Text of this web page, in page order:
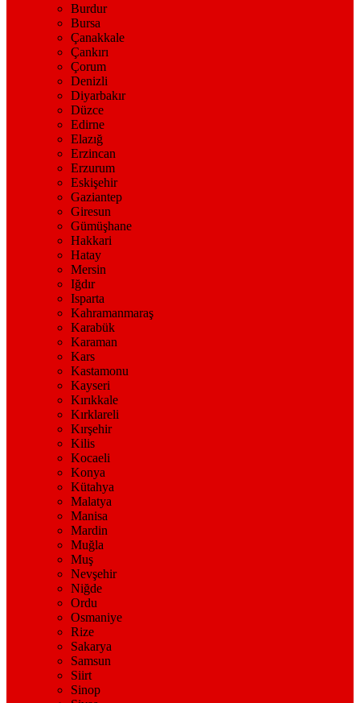
Burdur
Bursa
Çanakkale
Çankırı
Çorum
Denizli
Diyarbakır
Düzce
Edirne
Elazığ
Erzincan
Erzurum
Eskişehir
Gaziantep
Giresun
Gümüşhane
Hakkari
Hatay
Mersin
Iğdır
Isparta
Kahramanmaraş
Karabük
Karaman
Kars
Kastamonu
Kayseri
Kırıkkale
Kırklareli
Kırşehir
Kilis
Kocaeli
Konya
Kütahya
Malatya
Manisa
Mardin
Muğla
Muş
Nevşehir
Niğde
Ordu
Osmaniye
Rize
Sakarya
Samsun
Siirt
Sinop